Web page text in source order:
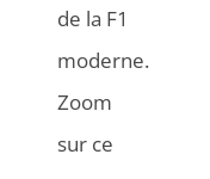
de la F1
moderne.
Zoom
sur ce